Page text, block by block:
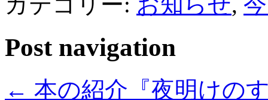
Post navigation
← 本の紹介『夜明けの